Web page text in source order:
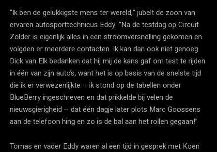
“Ik ben de gelukkigste mens ter wereld,” jubelt de zoon van
ervaren autosporttechnicus Eddy. “Na de testdag op Circuit
Zolder is eigenlijk alles in een stroomversnelling gekomen en
volgden er meerdere contacten. Ik kan dan ook niet genoeg
Dick van Elk bedanken dat hij mij de kans gaf om test te rijden
in één van zijn auto’s, want het is op basis van de snelste tijd
die ik er verwezenlijkte – ik stond op de tabellen onder
BlueBerry ingeschreven en dat prikkelde bij velen de
nieuwsgierigheid – dat één dagje later plots Marc Goossens
aan de telefoon hing en zo is de bal aan het rollen gegaan!”
Tomas en vader Eddy waren al een tijd in gesprek met Koen